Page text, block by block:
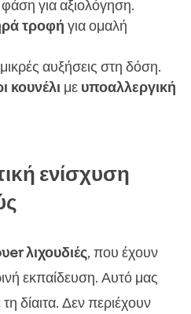
για αξιολόγηση.
τροφή για ομαλή
αυξήσεις στη δόση.
κουνέλιμε υποαλλεργική
ενίσχυση
λιχουδιές, που έχουν
εκπαίδευση. Αυτό μας
δίαιτα. Δεν περιέχουν